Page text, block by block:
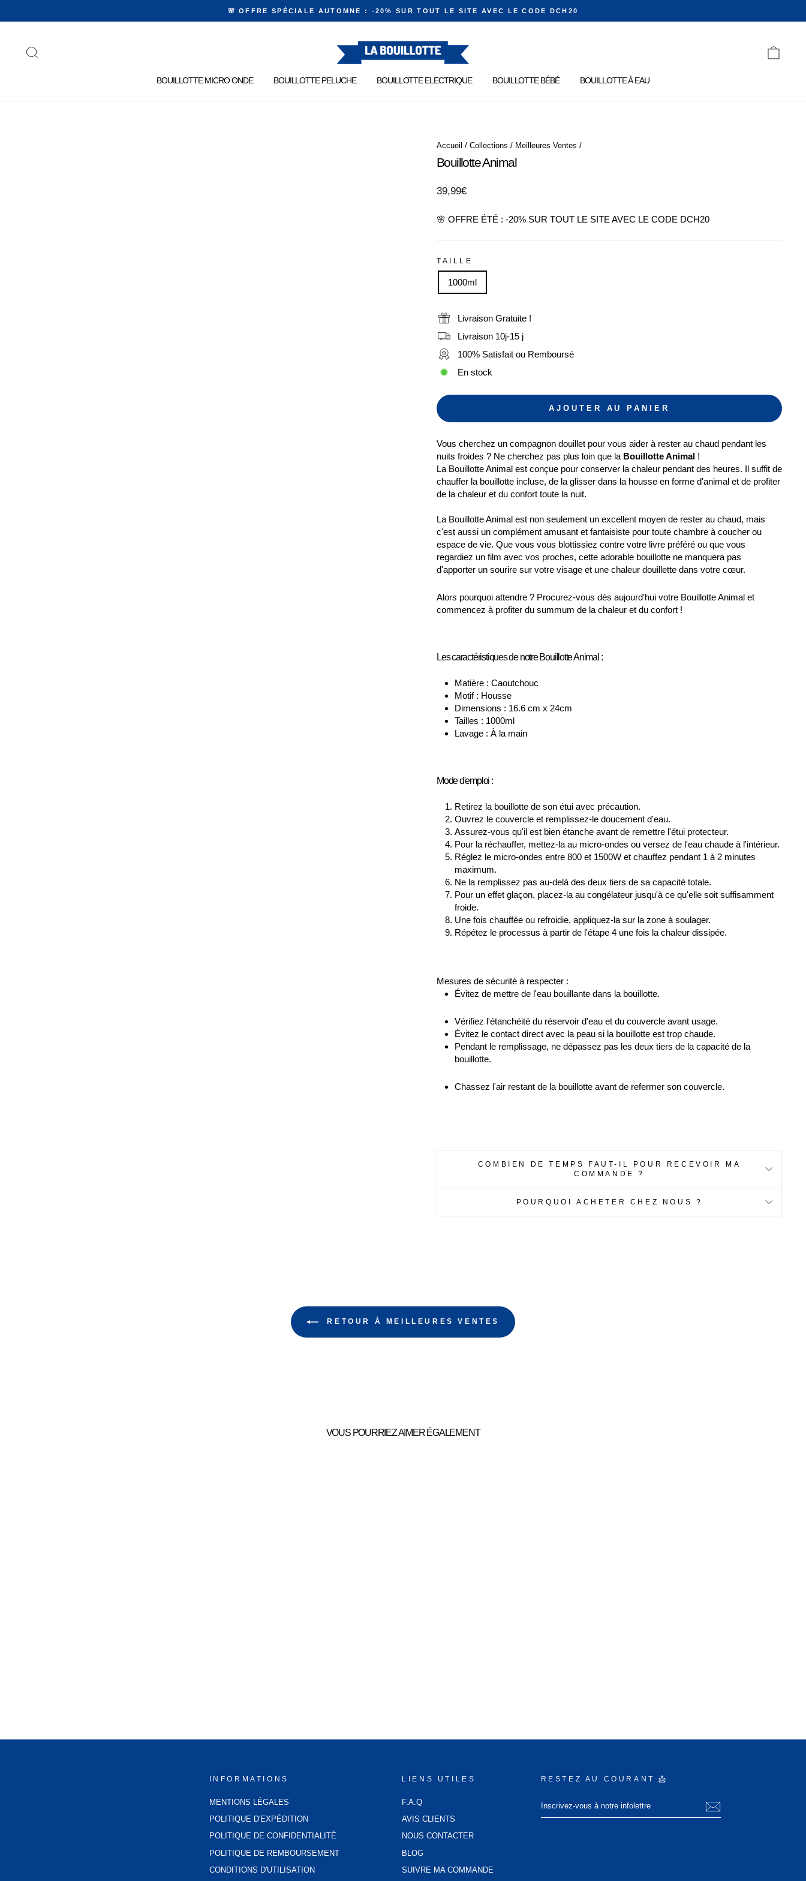
Diaporama
🌸 OFFRE SPÉCIALE AUTOMNE : -20% SUR TOUT LE SITE AVEC LE CODE DCH20
BOUILLOTTE MICRO ONDE BOUILLOTTE PELUCHE BOUILLOTTE ELECTRIQUE BOUILLOTTE BÉBÉ BOUILLOTTE À EAU
Accueil / Collections / Meilleures Ventes /
Bouillotte Animal
Prix
39,99€
🌸 OFFRE ÉTÉ : -20% SUR TOUT LE SITE AVEC LE CODE DCH20
TAILLE
1000ml
Livraison Gratuite !
Livraison 10j-15 j
100% Satisfait ou Remboursé
En stock
AJOUTER AU PANIER
Vous cherchez un compagnon douillet pour vous aider à rester au chaud pendant les
nuits froides ? Ne cherchez pas plus loin que la Bouillotte Animal !
La Bouillotte Animal est conçue pour conserver la chaleur pendant des heures. Il suffit de
chauffer la bouillotte incluse, de la glisser dans la housse en forme d'animal et de profiter
de la chaleur et du confort toute la nuit.
La Bouillotte Animal est non seulement un excellent moyen de rester au chaud, mais
c'est aussi un complément amusant et fantaisiste pour toute chambre à coucher ou
espace de vie. Que vous vous blottissiez contre votre livre préféré ou que vous
regardiez un film avec vos proches, cette adorable bouillotte ne manquera pas
d'apporter un sourire sur votre visage et une chaleur douillette dans votre cœur.
Alors pourquoi attendre ? Procurez-vous dès aujourd'hui votre Bouillotte Animal et
commencez à profiter du summum de la chaleur et du confort !
Les caractéristiques de notre Bouillotte Animal :
Matière : Caoutchouc
Motif : Housse
Dimensions : 16.6 cm x 24cm
Tailles : 1000ml
Lavage : À la main
Mode d'emploi :
Retirez la bouillotte de son étui avec précaution.
Ouvrez le couvercle et remplissez-le doucement d'eau.
Assurez-vous qu'il est bien étanche avant de remettre l'étui protecteur.
Pour la réchauffer, mettez-la au micro-ondes ou versez de l'eau chaude à l'intérieur.
Réglez le micro-ondes entre 800 et 1500W et chauffez pendant 1 à 2 minutes
maximum.
Ne la remplissez pas au-delà des deux tiers de sa capacité totale.
Pour un effet glaçon, placez-la au congélateur jusqu'à ce qu'elle soit suffisamment
froide.
Une fois chauffée ou refroidie, appliquez-la sur la zone à soulager.
Répétez le processus à partir de l'étape 4 une fois la chaleur dissipée.
Mesures de sécurité à respecter :
Évitez de mettre de l'eau bouillante dans la bouillotte.
Vérifiez l'étanchéité du réservoir d'eau et du couvercle avant usage.
Évitez le contact direct avec la peau si la bouillotte est trop chaude.
Pendant le remplissage, ne dépassez pas les deux tiers de la capacité de la
bouillotte.
Chassez l'air restant de la bouillotte avant de refermer son couvercle.
COMBIEN DE TEMPS FAUT-IL POUR RECEVOIR MA
COMMANDE ?
POURQUOI ACHETER CHEZ NOUS ?
RETOUR À MEILLEURES VENTES
VOUS POURRIEZ AIMER ÉGALEMENT
INFORMATIONS
MENTIONS LÉGALES
POLITIQUE D'EXPÉDITION
POLITIQUE DE CONFIDENTIALITÉ
POLITIQUE DE REMBOURSEMENT
CONDITIONS D'UTILISATION
LIENS UTILES
F.A.Q
AVIS CLIENTS
NOUS CONTACTER
BLOG
SUIVRE MA COMMANDE
RESTEZ AU COURANT 📩
VOUS